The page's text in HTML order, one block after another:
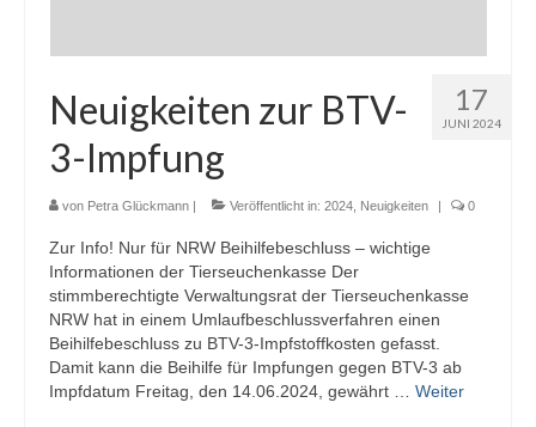
Ablammrechner
Links
Formulare
Ohrmarken
Tierärzte
Sponsoren
17
JUNI 2024
Neuigkeiten zur BTV-
3-Impfung
von Petra Glückmann | Veröffentlicht in: 2024 Neuigkeiten | 0
Zur Info! Nur für NRW Beihilfebeschluss – wichtige
Informationen der Tierseuchenkasse Der
stimmberechtigte Verwaltungsrat der Tierseuchenkasse
NRW hat in einem Umlaufbeschlussverfahren einen
Beihilfebeschluss zu BTV-3-Impfstoffkosten gefasst.
Damit kann die Beihilfe für Impfungen gegen BTV-3 ab
Impfdatum Freitag, den 14.06.2024, gewährt … Weiter